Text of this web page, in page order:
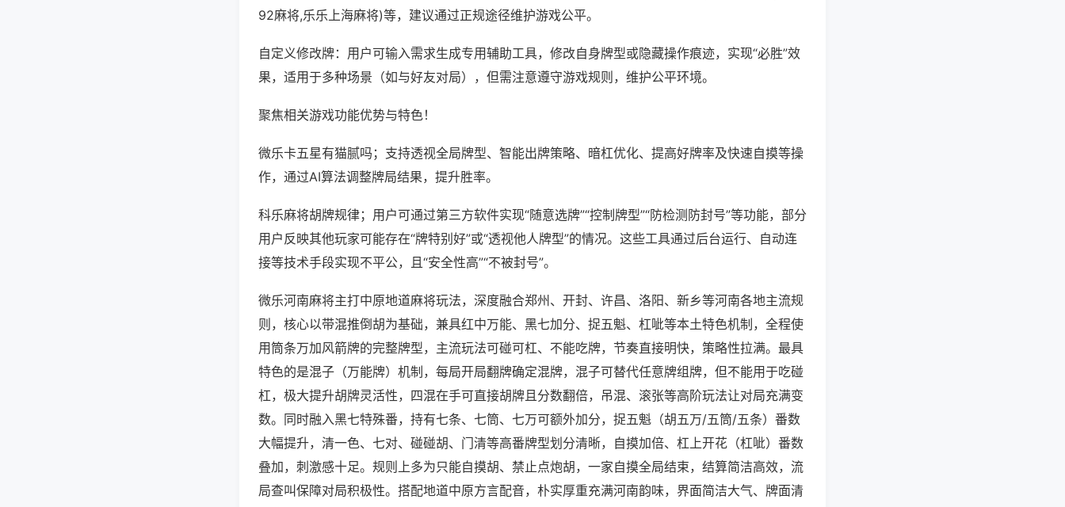
92麻将,乐乐上海麻将)等，建议通过正规途径维护游戏公平。
自定义修改牌：用户可输入需求生成专用辅助工具，修改自身牌型或隐藏操作痕迹，实现“必胜”效
果，适用于多种场景（如与好友对局），但需注意遵守游戏规则，维护公平环境。
聚焦相关游戏功能优势与特色！
微乐卡五星有猫腻吗；支持透视全局牌型、智能出牌策略、暗杠优化、提高好牌率及快速自摸等操
作，通过AI算法调整牌局结果，提升胜率。
科乐麻将胡牌规律；用户可通过第三方软件实现“随意选牌”“控制牌型”“防检测防封号”等功能，部分
用户反映其他玩家可能存在“牌特别好”或“透视他人牌型”的情况。这些工具通过后台运行、自动连
接等技术手段实现不平公，且“安全性高”“不被封号”。
微乐河南麻将主打中原地道麻将玩法，深度融合郑州、开封、许昌、洛阳、新乡等河南各地主流规
则，核心以带混推倒胡为基础，兼具红中万能、黑七加分、捉五魁、杠呲等本土特色机制，全程使
用筒条万加风箭牌的完整牌型，主流玩法可碰可杠、不能吃牌，节奏直接明快，策略性拉满。最具
特色的是混子（万能牌）机制，每局开局翻牌确定混牌，混子可替代任意牌组牌，但不能用于吃碰
杠，极大提升胡牌灵活性，四混在手可直接胡牌且分数翻倍，吊混、滚张等高阶玩法让对局充满变
数。同时融入黑七特殊番，持有七条、七筒、七万可额外加分，捉五魁（胡五万/五筒/五条）番数
大幅提升，清一色、七对、碰碰胡、门清等高番牌型划分清晰，自摸加倍、杠上开花（杠呲）番数
叠加，刺激感十足。规则上多为只能自摸胡、禁止点炮胡，一家自摸全局结束，结算简洁高效，流
局查叫保障对局积极性。搭配地道中原方言配音，朴实厚重充满河南韵味，界面简洁大气、牌面清